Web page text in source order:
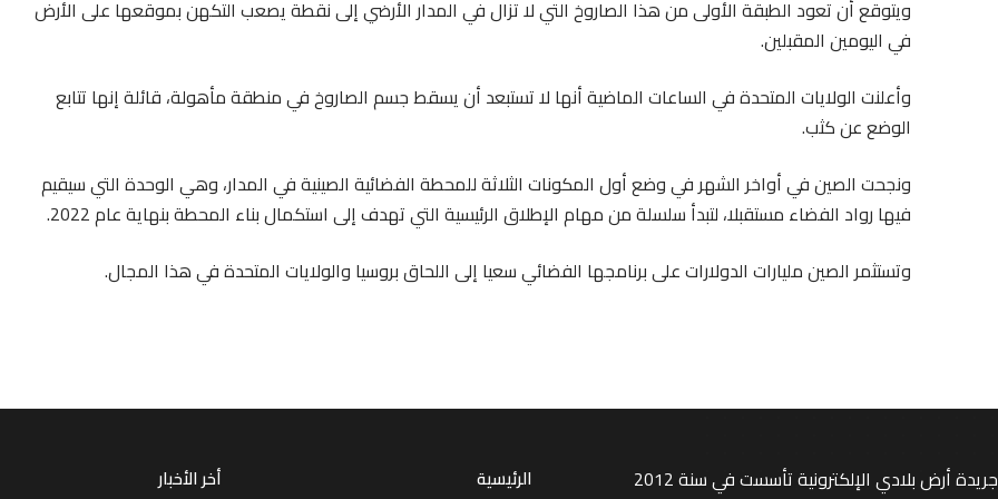
ويتوقع أن تعود الطبقة الأولى من هذا الصاروخ التي لا تزال في المدار الأرضي إلى نقطة يصعب التكهن بموقعها على الأرض
في اليومين المقبلين.
وأعلنت الولايات المتحدة في الساعات الماضية أنها لا تستبعد أن يسقط جسم الصاروخ في منطقة مأهولة، قائلة إنها تتابع
الوضع عن كثب.
ونجحت الصين في أواخر الشهر في وضع أول المكونات الثلاثة للمحطة الفضائية الصينية في المدار، وهي الوحدة التي سيقيم
فيها رواد الفضاء مستقبلا، لتبدأ سلسلة من مهام الإطلاق الرئيسية التي تهدف إلى استكمال بناء المحطة بنهاية عام 2022.
وتستثمر الصين مليارات الدولارات على برنامجها الفضائي سعيا إلى اللحاق بروسيا والولايات المتحدة في هذا المجال.
جريدة أرض بلادي الإلكترونية تأسست في سنة 2012
الرئيسية أخر الأخبار